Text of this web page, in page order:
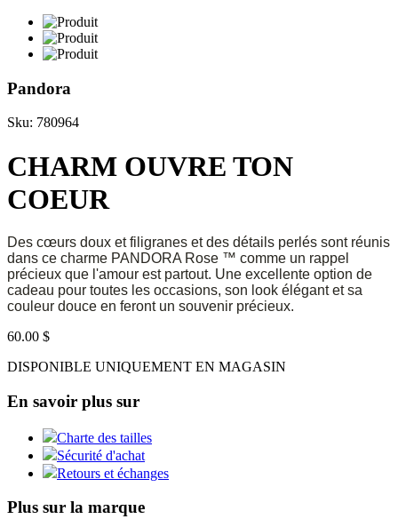
Pandora
Sku: 780964
CHARM OUVRE TON
COEUR
Des cœurs doux et filigranes et des détails perlés sont réunis
dans ce charme PANDORA Rose ™ comme un rappel
précieux que l'amour est partout. Une excellente option de
cadeau pour toutes les occasions, son look élégant et sa
couleur douce en feront un souvenir précieux.
60.00 $
DISPONIBLE UNIQUEMENT EN MAGASIN
En savoir plus sur
Charte des tailles
Sécurité d'achat
Retours et échanges
Plus sur la marque